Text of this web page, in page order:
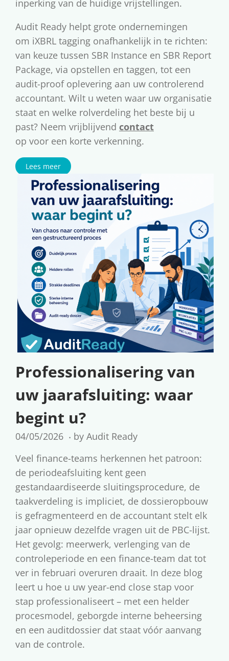
inperking van de huidige vrijstellingen.
Audit Ready helpt grote ondernemingen
om iXBRL tagging onafhankelijk in te richten:
van keuze tussen SBR Instance en SBR Report
Package, via opstellen en taggen, tot een
audit-proof oplevering aan uw controlerend
accountant. Wilt u weten waar uw organisatie
staat en welke rolverdeling het beste bij u
past? Neem vrijblijvend contact
op voor een korte verkenning.
Lees meer
Professionalisering van
uw jaarafsluiting: waar
begint u?
G
p
l
a
a
t
s
t
o
p
04/05/2026 0
/
0
5
/
2
0
2
6
. by Audit Ready
Veel finance-teams herkennen het patroon:
de periodeafsluiting kent geen
gestandaardiseerde sluitingsprocedure, de
taakverdeling is impliciet, de dossieropbouw
is gefragmenteerd en de accountant stelt elk
jaar opnieuw dezelfde vragen uit de PBC-lijst.
Het gevolg: meerwerk, verlenging van de
controleperiode en een finance-team dat tot
ver in februari overuren draait. In deze blog
leert u hoe u uw year-end close stap voor
stap professionaliseert – met een helder
procesmodel, geborgde interne beheersing
en een auditdossier dat staat vóór aanvang
van de controle.